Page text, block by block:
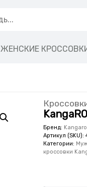
ЖЕНСКИЕ
Бренд:
Артикул (SKU):
Категории:
кроссовки